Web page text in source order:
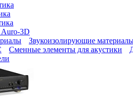
3D
Звукоизолирующие
Сменные элементы для акустики